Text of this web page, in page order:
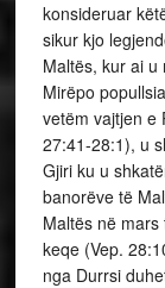
konsideruar
sikur kjo
Maltës, kur ai u
Mirëpo
vetëm vajtjen e
27:41-28:1), u
Gjiri ku u
banorëve të
Maltës në
keqe (Vep.
nga Durrsi